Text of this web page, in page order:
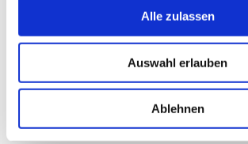
Alle zulassen
Auswahl erlauben
Ablehnen
Planen Sie mindestens 17
auf Wochenbasis
Wochen eine
Bestimmen Sie innerhalb